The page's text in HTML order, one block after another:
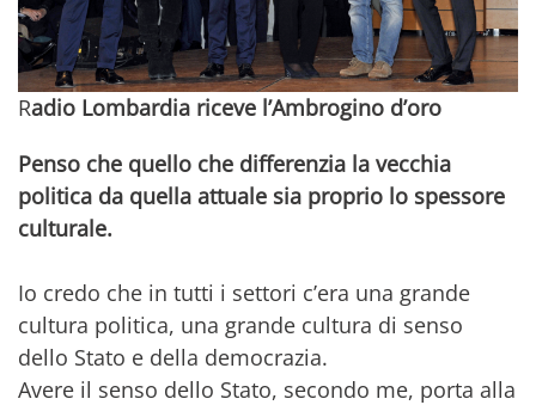
Radio Lombardia riceve l’Ambrogino d’oro
Penso che quello che differenzia la vecchia
politica da quella attuale sia proprio lo spessore
culturale.
Io credo che in tutti i settori c’era una grande
cultura politica, una grande cultura di senso
dello Stato e della democrazia.
Avere il senso dello Stato, secondo me, porta alla